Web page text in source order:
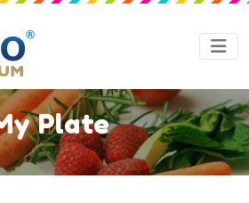
Plate